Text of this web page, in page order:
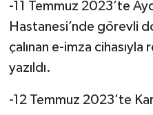
-11 Temmuz 2023’te
Hastanesi’nde görevli
çalınan e-imza
yazıldı.
-12 Temmuz 2023’te